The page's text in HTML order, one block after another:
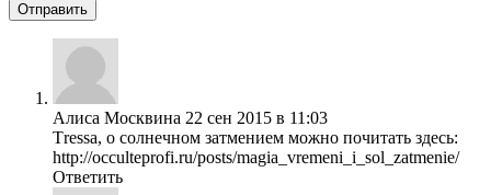
Отправить
Алиса Москвина 22 сен 2015 в 11:03
Тressа, о солнечном затмением можно почитать здесь:
http://occulteprofi.ru/posts/magia_vremeni_i_sol_zatmenie/
Ответить